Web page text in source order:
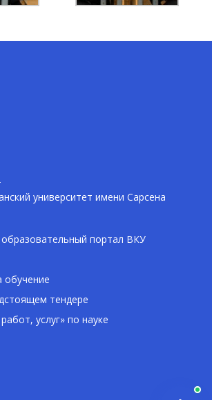
университет имени Сарсена
портал ВКУ
обучение
тендере
услуг» по науке
University
Я AI-Talapker — помощник
Аманжолова (ВКУ). Отвечу
поступлении в бакалавриат,